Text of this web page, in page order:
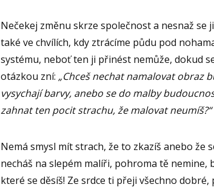
Nečekej změnu skrze společnost a nesnaž se
také ve chvílích, kdy ztrácíme půdu pod
systému, neboť ten ji přinést nemůže, dokud
otázkou zní: „Chceš nechat namalovat obraz
vysychají barvy, anebo se do malby
zahnat ten pocit strachu, že malovat neumíš?“
Nemá smysl mít strach, že to zkazíš anebo že
necháš na slepém malíři, pohroma tě
které se děsíš! Ze srdce ti přeji všechno